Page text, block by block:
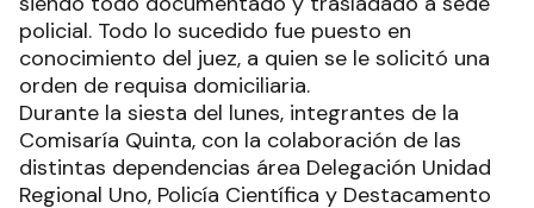
policial. Todo lo sucedido fue puesto en
conocimiento del juez, a quien se le solicitó una
orden de requisa domiciliaria.
Durante la siesta del lunes, integrantes de la
Comisaría Quinta, con la colaboración de las
distintas dependencias área Delegación Unidad
Regional Uno, Policía Científica y Destacamento